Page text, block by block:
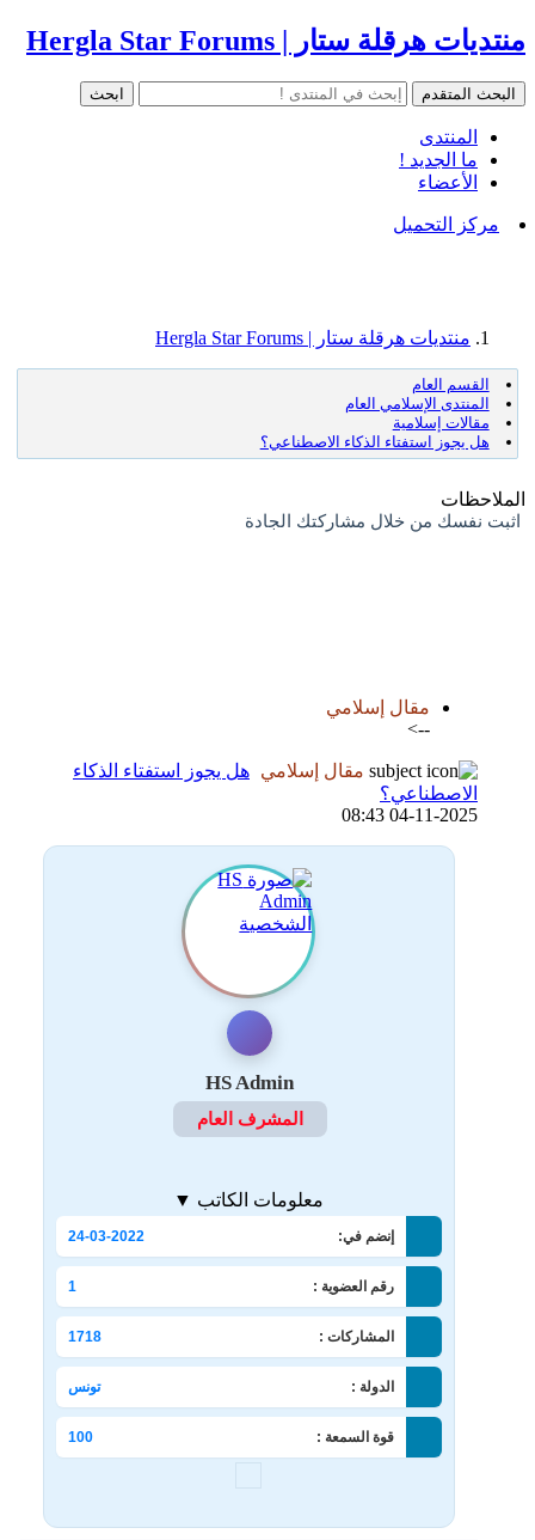
منتديات هرقلة ستار | Hergla Star Forums
المنتدى
ما الجديد !
الأعضاء
مركز التحميل
منتديات هرقلة ستار | Hergla Star Forums
القسم العام
المنتدى الإسلامي العام
مقالات إسلامية
هل يجوز استفتاء الذكاء الاصطناعي؟
الملاحظات
اثبت نفسك من خلال مشاركتك الجادة
مقال إسلامي
-->
مقال إسلامي هل يجوز استفتاء الذكاء
الاصطناعي؟
04-11-2025 08:43
HS Admin
المشرف العام
معلومات الكاتب ▼
إنضم في: 24-03-2022
رقم العضوية : 1
المشاركات : 1718
الدولة : تونس
قوة السمعة : 100